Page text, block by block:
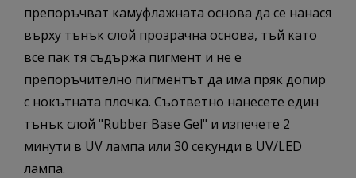
препоръчват камуфлажната основа да се нанася
върху тънък слой прозрачна основа, тъй като
все пак тя съдържа пигмент и не е
препоръчително пигментът да има пряк допир
с нокътната плочка. Съответно нанесете един
тънък слой "Rubber Base Gel" и изпечете 2
минути в UV лампа или 30 секунди в UV/LED
лампа.